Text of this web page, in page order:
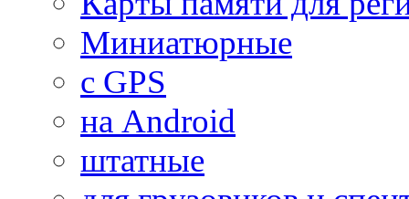
Миниатюрные
с GPS
на Android
штатные